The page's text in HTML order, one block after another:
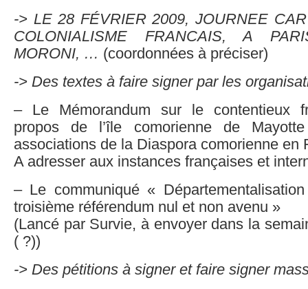
-> LE 28 FÉVRIER 2009, JOURNEE
COLONIALISME FRANCAIS, A
MORONI, … (coordonnées à préciser)
-> Des textes à faire signer par les
– Le Mémorandum sur le contentieux
propos de l’île comorienne de
associations de la Diaspora comorienne en
A adresser aux instances françaises et
– Le communiqué «
troisième référendum nul et non avenu »
(Lancé par Survie, à envoyer dans la
( ?))
-> Des pétitions à signer et faire signer